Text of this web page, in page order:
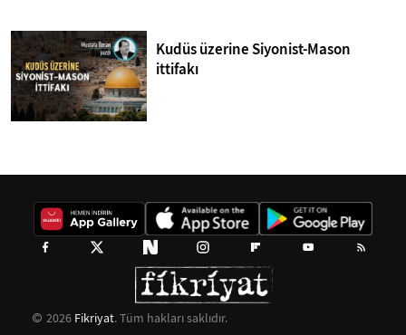
Kudüs üzerine Siyonist-Mason
ittifakı
2026 Fikriyat. Tüm hakları saklıdır.